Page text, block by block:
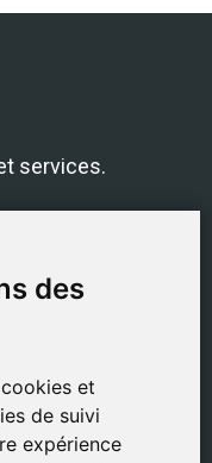
des
et
de suivi
expérience
des
et
de suivi
expérience
services.